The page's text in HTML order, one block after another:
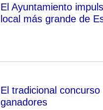
El Ayuntamiento
local más grande de
El tradicional
ganadores